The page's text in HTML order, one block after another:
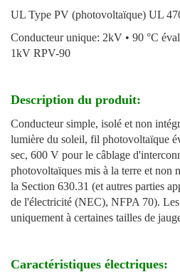
UL Type PV (photovoltaïque) UL
Conducteur unique: 2kV • 90 °C
1kV RPV-90
Description du produit:
Conducteur simple, isolé et non
lumière du soleil, fil photovoltaïque
sec, 600 V pour le câblage
photovoltaïques mis à la terre et non
la Section 630.31 (et autres parties
de l'électricité (NEC), NFPA 70).
uniquement à certaines tailles de
Caractéristiques électriques: